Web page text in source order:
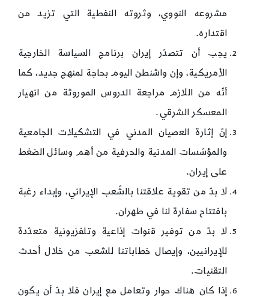
مشروعه النووي، وثروته النفطية التي تزيد من
اقتداره.
يجب أن تتصدّر إيران برنامج السياسة الخارجية
الأمريكية، وإن واشنطن اليوم بحاجة لمنهج جديد، كما
أنّه من اللازم مراجعة الدروس الموروثة من انهيار
المعسكر الشرقي.
إنّ إثارة العصيان المدني في التشكيلات الجامعية
والمؤسّسات المدنية والحرفية من أهم وسائل الضغط
على إيران.
لا بدّ من تقوية علاقتنا بالشّعب الإيراني، وإبداء رغبة
بافتتاح سفارة لنا في طهران.
لا بدّ من توفير قنوات إذاعية وتلفزيونية متعدّدة
للإيرانيين، وإيصال خطاباتنا للشعب من خلال أحدث
التقنيات.
إذا كان هناك حوار وتعامل مع إيران فلا بدّ أن يكون